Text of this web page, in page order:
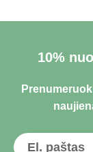
10%